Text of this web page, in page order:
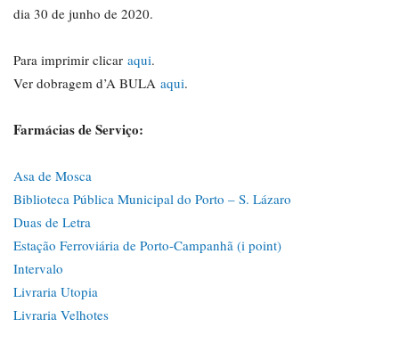
dia 30 de junho de 2020.
Para imprimir clicar aqui.
Ver dobragem d’A BULA aqui.
Farmácias de Serviço:
Asa de Mosca
Biblioteca Pública Municipal do Porto – S. Lázaro
Duas de Letra
Estação Ferroviária de Porto-Campanhã (i point)
Intervalo
Livraria Utopia
Livraria Velhotes